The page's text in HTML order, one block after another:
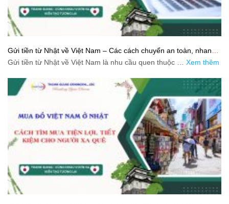
Gửi tiền từ Nhật về Việt Nam – Các cách chuyển an toàn, nhanh
và tiết kiệm
Gửi tiền từ Nhật về Việt Nam là nhu cầu quen thuộc … Xem thêm